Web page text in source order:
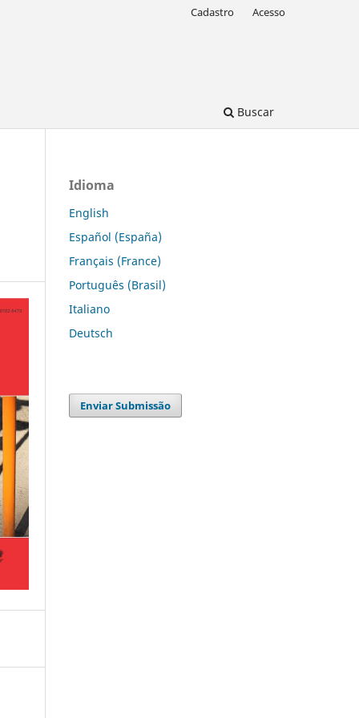
Buscar
Cadastro Acesso
Idioma
English
Español (España)
Français (France)
Português (Brasil)
Italiano
Deutsch
Enviar Submissão